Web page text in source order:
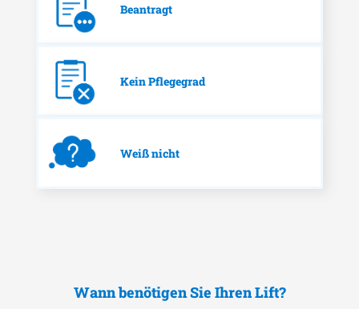
Beantragt
Kein Pflegegrad
Weiß nicht
Wann benötigen Sie Ihren Lift?